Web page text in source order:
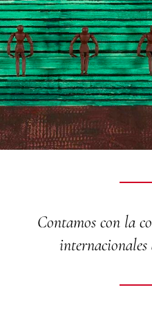
Contamos con la
internacionales